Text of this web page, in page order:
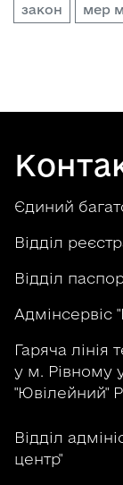
закон мер
Єдиний
Відділ
Відділ
Адмінсервіс
Гаряча лінія
у м.
"Ювілейний"
Відділ
центр"